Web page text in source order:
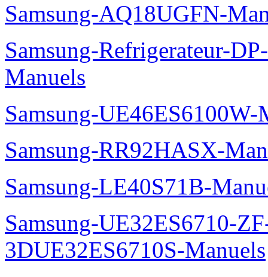
Samsung-AQ18UGFN-
Samsung-Refrigerateur-
Manuels
Samsung-UE46ES6100W-
Samsung-RR92HASX-
Samsung-LE40S71B-
Samsung-UE32ES6710-
3DUE32ES6710S-Manuels